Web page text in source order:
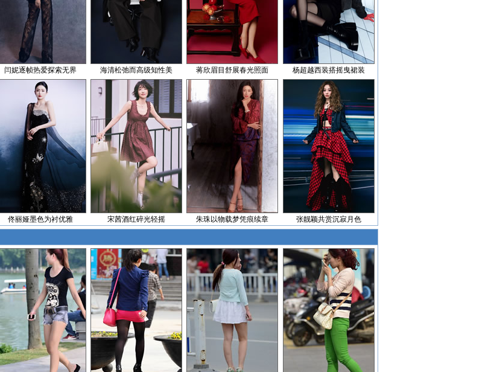
闫妮逐帧热爱探索无界 海清松弛而高级知性美 蒋欣眉目舒展春光照面 杨超越西装搭摇曳裙装
佟丽娅墨色为衬优雅 宋茜酒红碎光轻摇 朱珠以物载梦凭痕续章 张靓颖共赏沉寂月色